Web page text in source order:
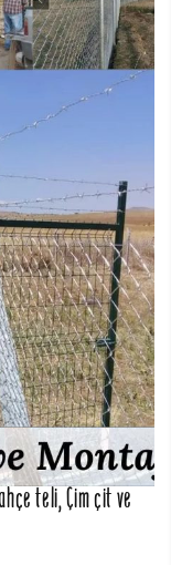
teli, Çim çit ve